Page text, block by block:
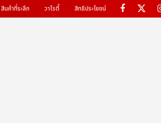
สินค้าที่ระลึก วาไรตี้ สิทธิประโยชน์